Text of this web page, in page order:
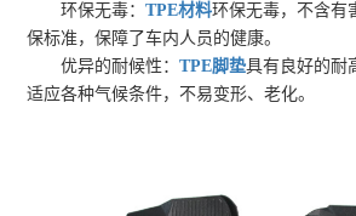
环保无毒：TPE材料环保无毒，不含有
保标准，保障了车内人员的健康。
优异的耐候性：TPE脚垫具有良好的耐
适应各种气候条件，不易变形、老化。